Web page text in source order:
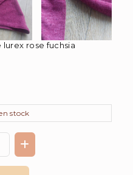
rose fuchsia
stock